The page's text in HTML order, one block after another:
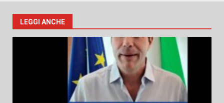
LEGGI ANCHE